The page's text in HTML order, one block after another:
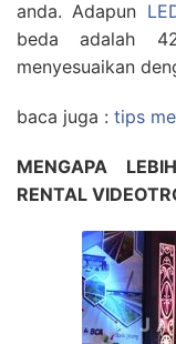
anda. Adapun
beda adalah
menyesuaikan
baca juga : tips
MENGAPA
RENTAL